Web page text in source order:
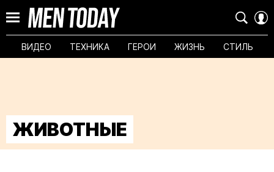
ВИДЕО ТЕХНИКА ГЕРОИ ЖИЗНЬ СТИЛЬ
ЖИВОТНЫЕ